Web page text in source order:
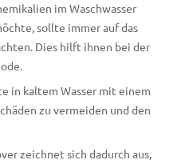
im Waschwasser
sollte immer auf das
Dies hilft ihnen bei der
in kaltem Wasser mit einem
zu vermeiden und den
zeichnet sich dadurch aus,